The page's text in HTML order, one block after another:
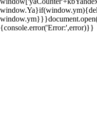
{console.error('Error:',error)}}